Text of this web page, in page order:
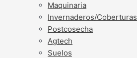
Maquinaria
Invernaderos/Coberturas
Postcosecha
Agtech
Suelos